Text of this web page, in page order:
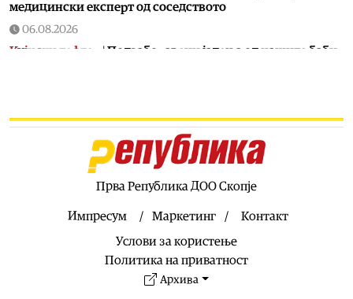
медицински експерт од соседството
06.08.2026
Кујнски тефтер |Подзаборавени јадења од нашите баби
македонски ракометари на ЕП во Србија
Тешко повреден 16-годишник на мотор
Ал Арабија: Иран и Оман ја усогласија рамката за
Грците спречиле во Нови Сад да се постави
споменик наречен „Мајка Македонија“
Прва Република ДОО Скопје
Импресум Маркетинг
Контакт
Услови за користење
Политика на приватност
Архива